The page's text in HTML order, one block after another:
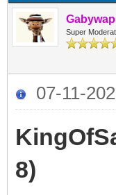
Gabywap
Super
07-11-
8)